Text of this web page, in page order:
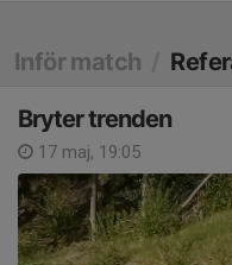
Inför match
Bryter trenden
17 maj, 19:05